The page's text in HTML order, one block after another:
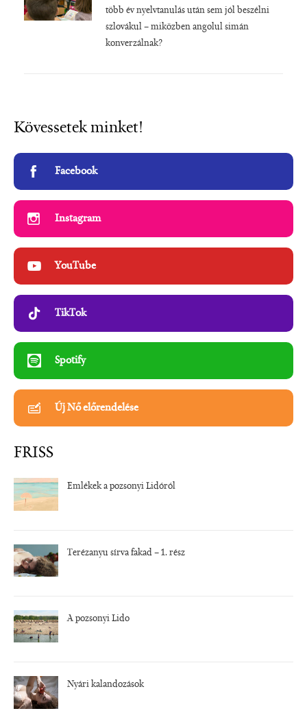
több év nyelvtanulás után sem jól beszélni
szlovákul – miközben angolul simán
konverzálnak?
Kövessetek minket!
Facebook
Instagram
YouTube
TikTok
Spotify
Új Nő előrendelése
FRISS
Emlékek a pozsonyi Lidóról
Terézanyu sírva fakad – 1. rész
A pozsonyi Lido
Nyári kalandozások